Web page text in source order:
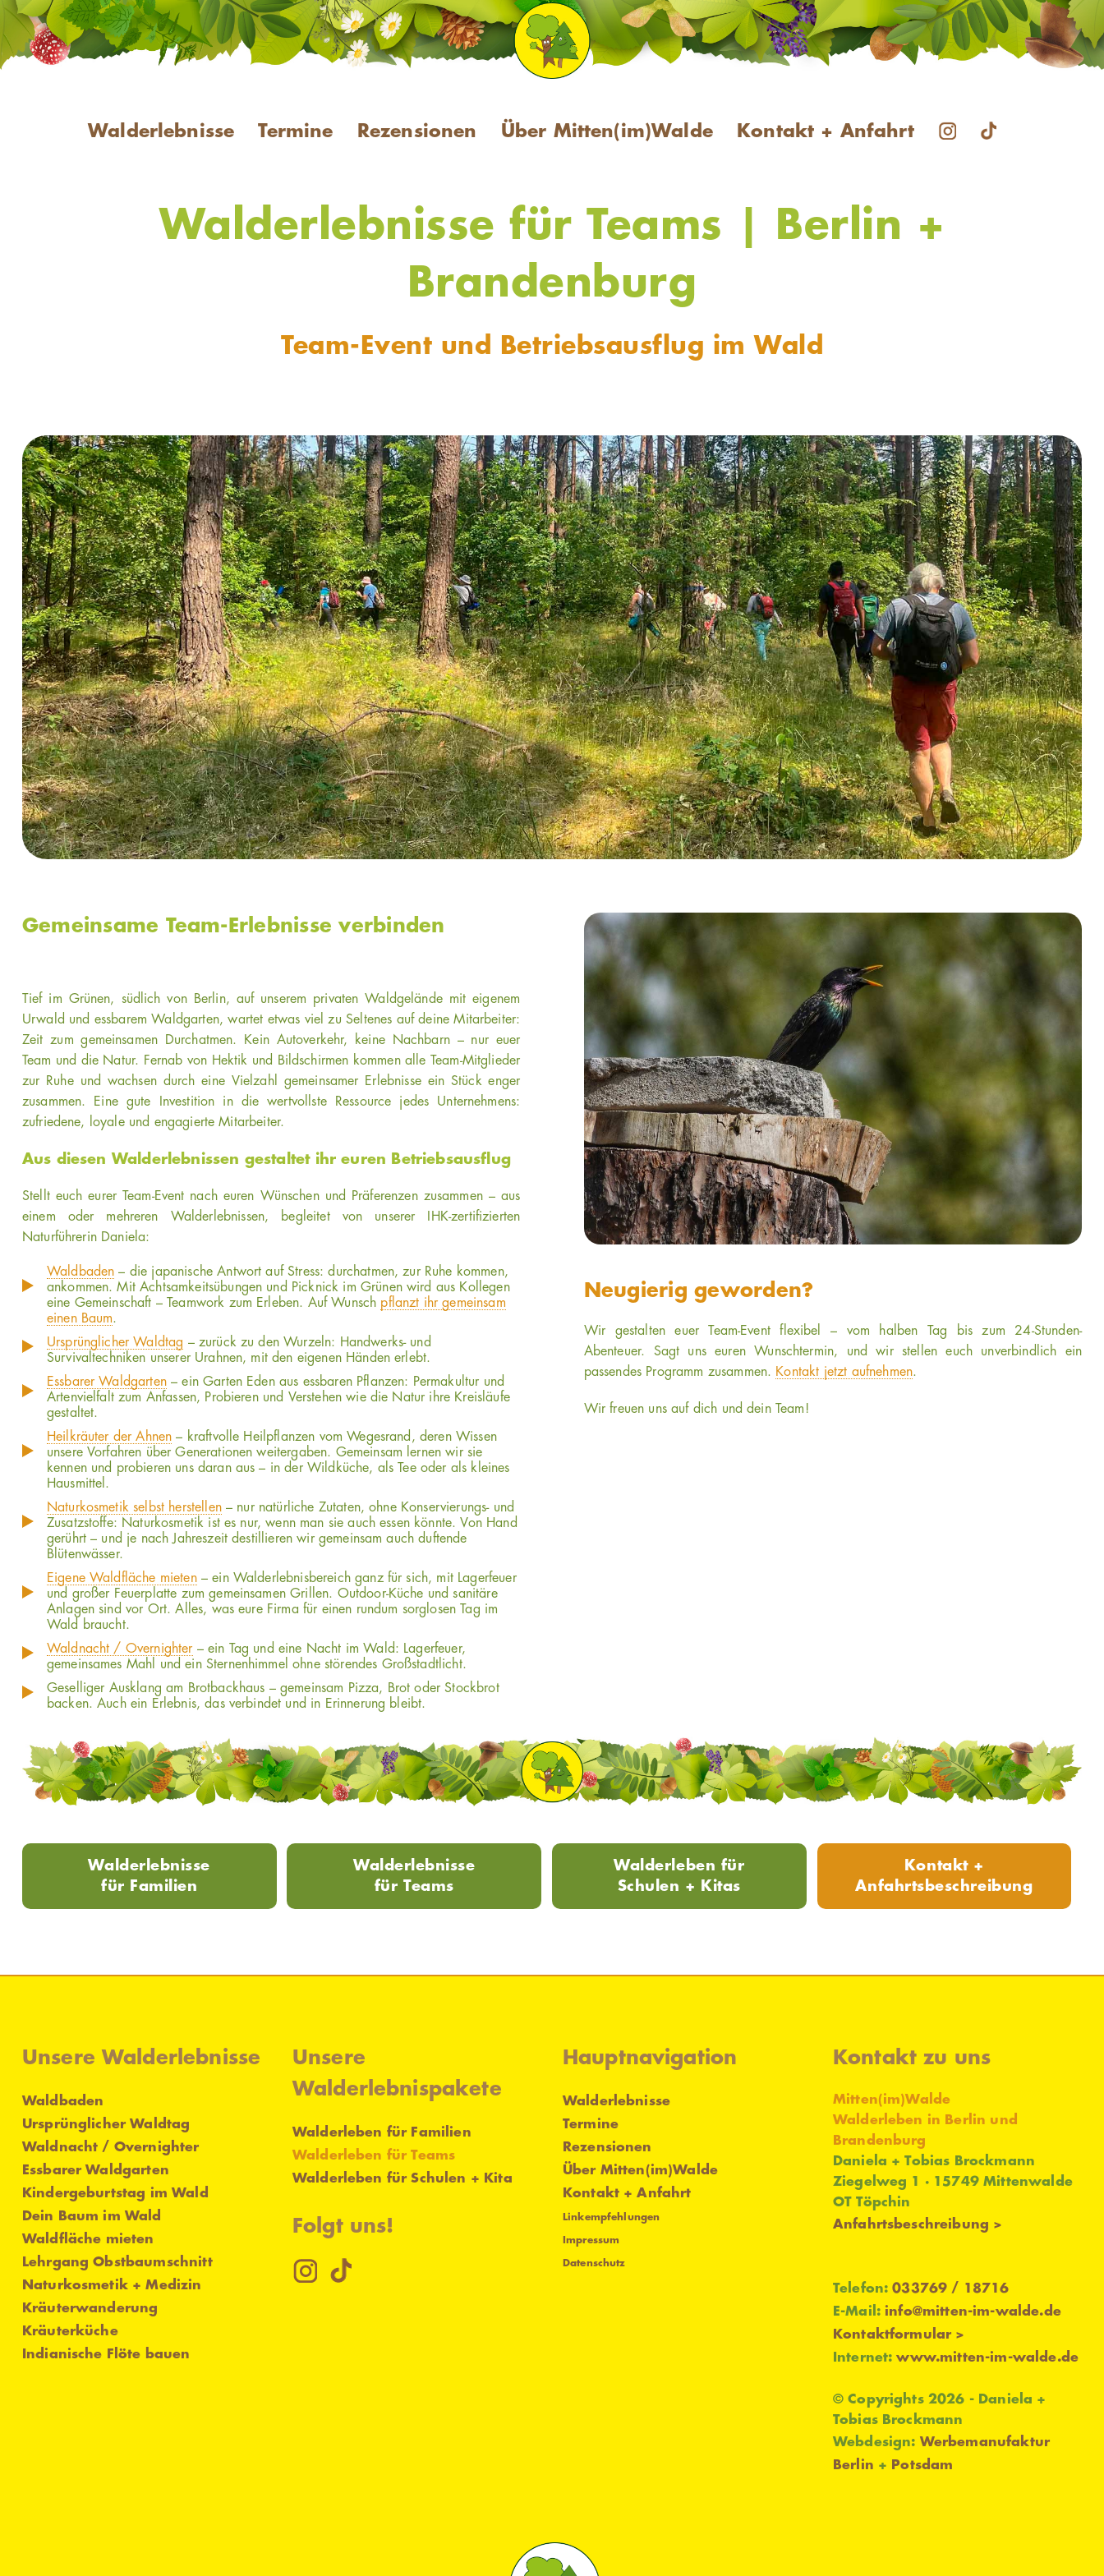
Walderlebnisse Termine Rezensionen Über Mitten(im)Walde Kontakt + Anfahrt
Walderlebnisse für Teams | Berlin +
Brandenburg
Team-Event und Betriebsausflug im Wald
Gemeinsame Team-Erlebnisse verbinden
Tief im Grünen, südlich von Berlin, auf unserem privaten Waldgelände mit eigenem
Urwald und essbarem Waldgarten, wartet etwas viel zu Seltenes auf deine Mitarbeiter:
Zeit zum gemeinsamen Durchatmen. Kein Autoverkehr, keine Nachbarn – nur euer
Team und die Natur. Fernab von Hektik und Bildschirmen kommen alle Team-Mitglieder
zur Ruhe und wachsen durch eine Vielzahl gemeinsamer Erlebnisse ein Stück enger
zusammen. Eine gute Investition in die wertvollste Ressource jedes Unternehmens:
zufriedene, loyale und engagierte Mitarbeiter.
Aus diesen Walderlebnissen gestaltet ihr euren Betriebsausflug
Stellt euch eurer Team-Event nach euren Wünschen und Präferenzen zusammen – aus
einem oder mehreren Walderlebnissen, begleitet von unserer IHK-zertifizierten
Naturführerin Daniela:
Waldbaden – die japanische Antwort auf Stress: durchatmen, zur Ruhe kommen,
ankommen. Mit Achtsamkeitsübungen und Picknick im Grünen wird aus Kollegen
eine Gemeinschaft – Teamwork zum Erleben. Auf Wunsch pflanzt ihr gemeinsam
einen Baum.
Ursprünglicher Waldtag – zurück zu den Wurzeln: Handwerks- und
Survivaltechniken unserer Urahnen, mit den eigenen Händen erlebt.
Essbarer Waldgarten– ein Garten Eden aus essbaren Pflanzen: Permakultur und
Artenvielfalt zum Anfassen, Probieren und Verstehen wie die Natur ihre Kreisläufe
gestaltet.
Heilkräuter der Ahnen – kraftvolle Heilpflanzen vom Wegesrand, deren Wissen
unsere Vorfahren über Generationen weitergaben. Gemeinsam lernen wir sie
kennen und probieren uns daran aus – in der Wildküche, als Tee oder als kleines
Hausmittel.
Naturkosmetik selbst herstellen– nur natürliche Zutaten, ohne Konservierungs- und
Zusatzstoffe: Naturkosmetik ist es nur, wenn man sie auch essen könnte. Von Hand
gerührt – und je nach Jahreszeit destillieren wir gemeinsam auch duftende
Blütenwässer.
Eigene Waldfläche mieten– ein Walderlebnisbereich ganz für sich, mit Lagerfeuer
und großer Feuerplatte zum gemeinsamen Grillen. Outdoor-Küche und sanitäre
Anlagen sind vor Ort. Alles, was eure Firma für einen rundum sorglosen Tag im
Wald braucht.
Waldnacht / Overnighter – ein Tag und eine Nacht im Wald: Lagerfeuer,
gemeinsames Mahl und ein Sternenhimmel ohne störendes Großstadtlicht.
Geselliger Ausklang am Brotbackhaus – gemeinsam Pizza, Brot oder Stockbrot
backen. Auch ein Erlebnis, das verbindet und in Erinnerung bleibt.
Neugierig geworden?
Wir gestalten euer Team-Event flexibel – vom halben Tag bis zum 24-Stunden-
Abenteuer. Sagt uns euren Wunschtermin, und wir stellen euch unverbindlich ein
passendes Programm zusammen. Kontakt jetzt aufnehmen.
Wir freuen uns auf dich und dein Team!
Walderlebnisse
für Familien
Walderlebnisse
für Teams
Walderleben für
Schulen + Kitas
Kontakt +
Anfahrtsbeschreibung
Unsere Walderlebnisse
Waldbaden
Ursprünglicher Waldtag
Waldnacht / Overnighter
Essbarer Waldgarten
Kindergeburtstag im Wald
Dein Baum im Wald
Waldfläche mieten
Lehrgang Obstbaumschnitt
Naturkosmetik + Medizin
Kräuterwanderung
Kräuterküche
Indianische Flöte bauen
Unsere
Walderlebnispakete
Walderleben für Familien
Walderleben für Teams
Walderleben für Schulen + Kita
Folgt uns!
Hauptnavigation
Walderlebnisse
Termine
Rezensionen
Über Mitten(im)Walde
Kontakt + Anfahrt
Linkempfehlungen
Impressum
Datenschutz
Kontakt zu uns
Mitten(im)Walde
Walderleben in Berlin und
Brandenburg
Daniela + Tobias Brockmann
Ziegelweg 1 · 15749 Mittenwalde
OT Töpchin
Anfahrtsbeschreibung >
Telefon:033769 / 18716
E-Mail: info@mitten-im-walde.de
Kontaktformular >
Internet:www.mitten-im-walde.de
© Copyrights 2026 - Daniela +
Tobias Brockmann
Webdesign: Werbemanufaktur
Berlin + Potsdam